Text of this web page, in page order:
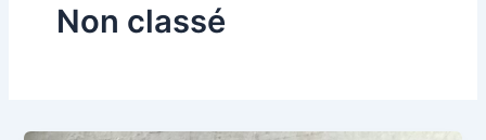
Non classé